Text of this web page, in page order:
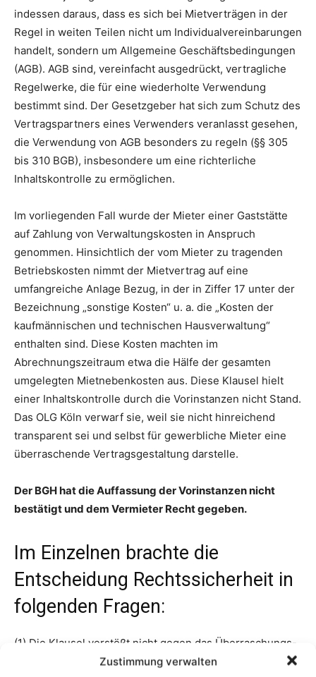
Zustimmung verwalten